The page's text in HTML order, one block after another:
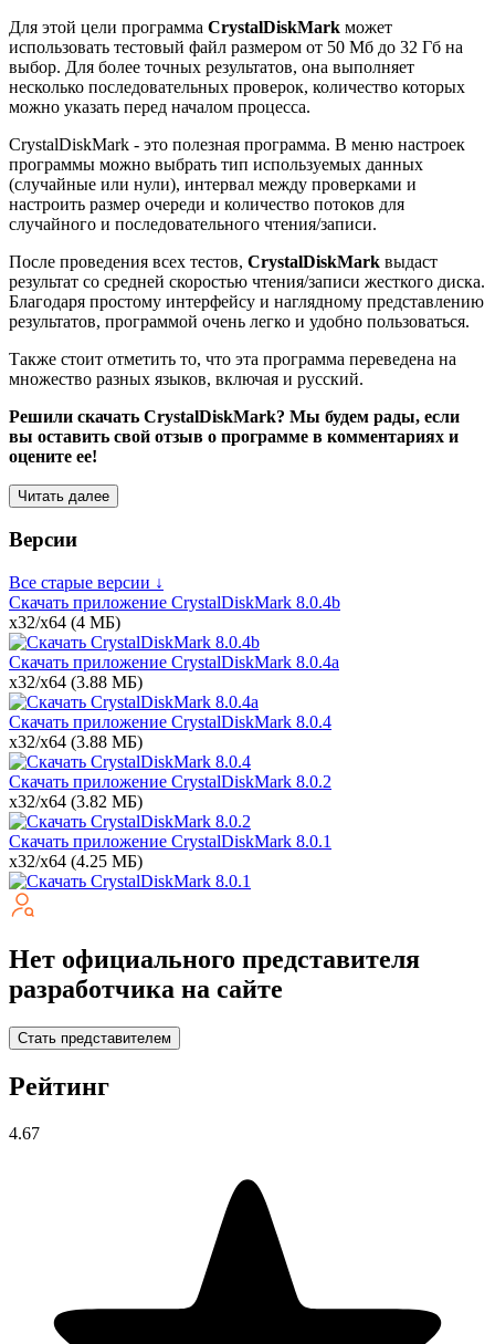
Для этой цели программа CrystalDiskMark может
использовать тестовый файл размером от 50 Мб до 32 Гб на
выбор. Для более точных результатов, она выполняет
несколько последовательных проверок, количество которых
можно указать перед началом процесса.
CrystalDiskMark - это полезная программа. В меню настроек
программы можно выбрать тип используемых данных
(случайные или нули), интервал между проверками и
настроить размер очереди и количество потоков для
случайного и последовательного чтения/записи.
После проведения всех тестов, CrystalDiskMark выдаст
результат со средней скоростью чтения/записи жесткого диска.
Благодаря простому интерфейсу и наглядному представлению
результатов, программой очень легко и удобно пользоваться.
Также стоит отметить то, что эта программа переведена на
множество разных языков, включая и русский.
Решили скачать CrystalDiskMark? Мы будем рады, если
вы оставить свой отзыв о программе в комментариях и
оцените ее!
Читать далее
Версии
Все старые версии ↓
Скачать приложение CrystalDiskMark 8.0.4b
x32/x64 (4 МБ)
Скачать приложение CrystalDiskMark 8.0.4a
x32/x64 (3.88 МБ)
Скачать приложение CrystalDiskMark 8.0.4
x32/x64 (3.88 МБ)
Скачать приложение CrystalDiskMark 8.0.2
x32/x64 (3.82 МБ)
Скачать приложение CrystalDiskMark 8.0.1
x32/x64 (4.25 МБ)
Нет официального представителя
разработчика на сайте
Стать представителем
Рейтинг
4.67